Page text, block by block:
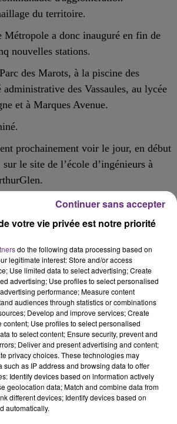
du territoire.
Métropole a donc inauguré en fin de
nouvelles stations.
des Marots, à la piscine des
des Vassaules, au lycée
et à Marques Avenue.
prochainement voir le jour, en début
sur le site de l’école d’ingénieurs à
DE REIMS FERME
institutions du centre-ville
JouéClub est contraint de
votre vie privée est notre priorité
do the following data processing based on
legitimate interest: Store and/or access
Use limited data to select advertising; Create
advertising; Use profiles to select personalised
performance; Measure content
audiences through statistics or combinations
Develop and improve services; Create
Use profiles to select personalised
to select content; Ensure security, prevent and
Deliver and present advertising and content;
privacy choices. These technologies may
such as IP address and browsing data to offer
Identify devices based on information actively
geolocation data; Match and combine data from
different devices; Identify devices based on
automatically.
Continuer sans accepter